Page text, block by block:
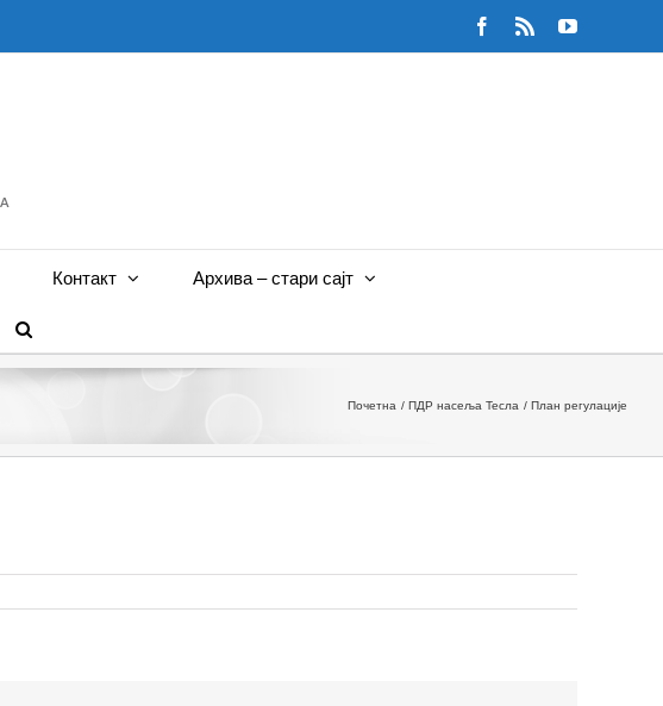
Facebook
Rss YouTube
Контакт Архива – стари сајт
Почетна ПДР насеља Тесла План регулације